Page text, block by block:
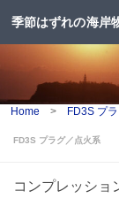
コンテンツへスキ
季節はずれの海岸
Home > FD3S プ
FD3S プラグ／点火系
コンプレッショ